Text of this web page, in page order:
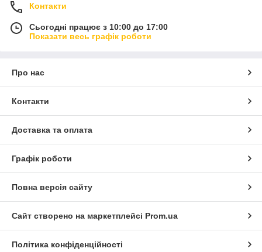
Контакти
Сьогодні працює з 10:00 до 17:00
Показати весь графік роботи
Про нас
Контакти
Доставка та оплата
Графік роботи
Повна версія сайту
Сайт створено на маркетплейсі Prom.ua
Політика конфіденційності